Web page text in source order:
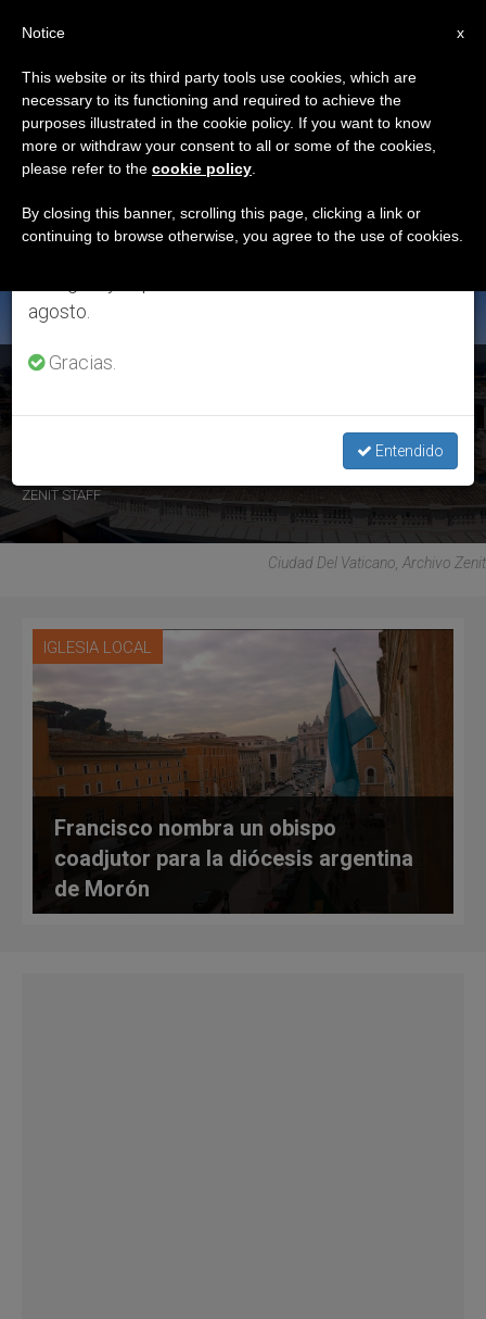
ETIQUETA
Posts Tagged ‘Mons.
Jorge Vázquez’
ÚLTIMAS NOTICIAS
Renuncias y nombramientos episcopales en Argentina,
ZENIT STAFF
Ciudad Del Vaticano, Archivo Zenit
IGLESIA LOCAL
Francisco nombra un obispo
coadjutor para la diócesis argentina
de Morón
×
Aviso importante
Del 27 de julio al 7 de agosto haremos la pausa
anual, aprovechando que en el periodo de verano
se generan menos informaciones y también el
agosto.
Gracias.
Entendido
x
Notice
This website or its third party tools use cookies, which are
necessary to its functioning and required to achieve the
purposes illustrated in the cookie policy. If you want to know
more or withdraw your consent to all or some of the cookies,
please refer to the cookie policy
By closing this banner, scrolling this page, clicking a link or
continuing to browse otherwise, you agree to the use of cookies.